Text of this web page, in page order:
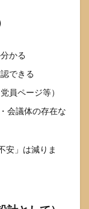
かる
できる
員ページ等）
会議体の存在な
安」は減りま